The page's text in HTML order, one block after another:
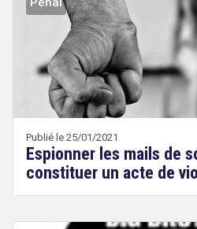
Droit
Technologies
Etienne
Publié le 25/01/2021
Espionner les mails de
constituer un acte de